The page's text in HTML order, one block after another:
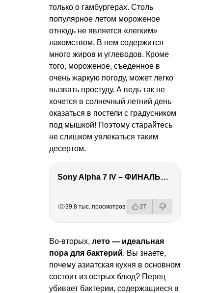
только о гамбургерах. Столь
популярное летом мороженое
отнюдь не является «легким»
лакомством. В нем содержится
много жиров и углеводов. Кроме
того, мороженое, съеденное в
очень жаркую погоду, может легко
вызвать простуду. А ведь так не
хочется в солнечный летний день
оказаться в постели с градусником
под мышкой! Поэтому старайтесь
не слишком увлекаться таким
десертом.
Sony Alpha 7 IV – ФИНАЛЬНЫЙ ОБЗОР
39.8 тыс. просмотров 37
Во-вторых, лето — идеальная
пора для бактерий. Вы знаете,
почему азиатская кухня в основном
состоит из острых блюд? Перец
убивает бактерии, содержащиеся в